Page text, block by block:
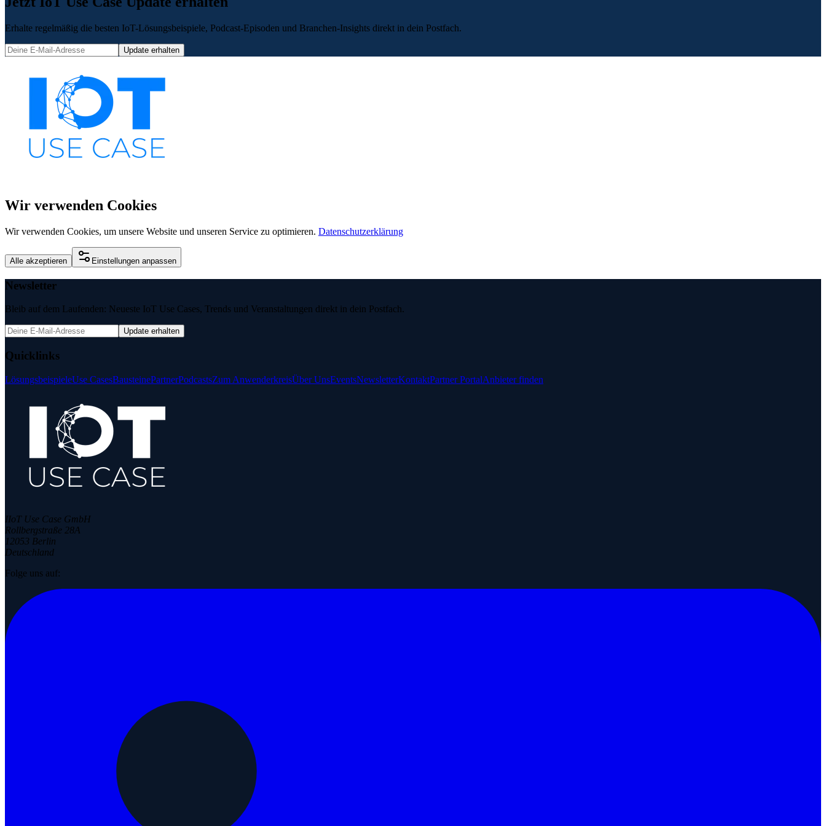
Erhalte regelmäßig die besten IoT-Lösungsbeispiele, Podcast-Episoden und Branchen-Insights direkt in dein Postfach.
Update erhalten
Wir verwenden Cookies
Wir verwenden Cookies, um unsere Website und unseren Service zu optimieren. Datenschutzerklärung
Alle akzeptieren Einstellungen anpassen
Newsletter
Bleib auf dem Laufenden: Neueste IoT Use Cases, Trends und Veranstaltungen direkt in dein Postfach.
Update erhalten
Quicklinks
LösungsbeispieleUse CasesBausteinePartnerPodcastsZum AnwenderkreisÜber UnsEventsNewsletterKontaktPartner PortalAnbieter finden
IIoT Use Case GmbH
Rollbergstraße 28A
12053 Berlin
Deutschland
Folge uns auf: